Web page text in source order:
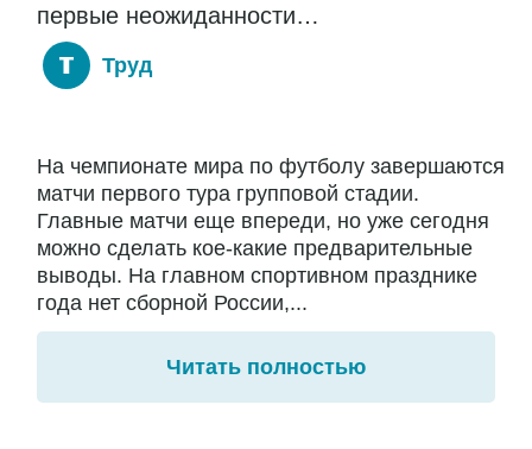
первые неожиданности…
Труд
На чемпионате мира по футболу завершаются
матчи первого тура групповой стадии.
Главные матчи еще впереди, но уже сегодня
можно сделать кое-какие предварительные
выводы. На главном спортивном празднике
года нет сборной России,...
Читать полностью